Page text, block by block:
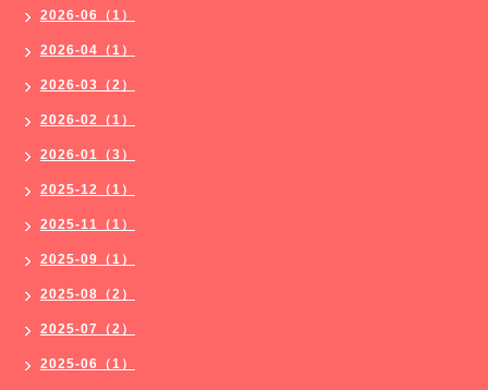
2026-06（1）
2026-04（1）
2026-03（2）
2026-02（1）
2026-01（3）
2025-12（1）
2025-11（1）
2025-09（1）
2025-08（2）
2025-07（2）
2025-06（1）